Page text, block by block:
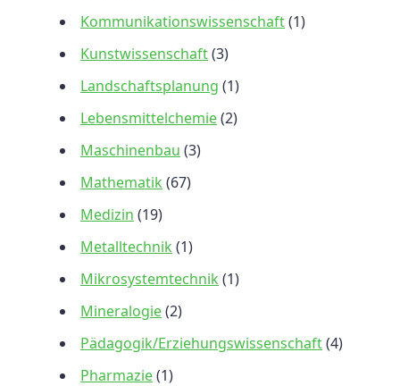
Kommunikationswissenschaft(1)
Kunstwissenschaft(3)
Landschaftsplanung (1)
Lebensmittelchemie(2)
Maschinenbau (3)
Mathematik (67)
Medizin (19)
Metalltechnik (1)
Mikrosystemtechnik (1)
Mineralogie(2)
Pädagogik/Erziehungswissenschaft(4)
Pharmazie(1)